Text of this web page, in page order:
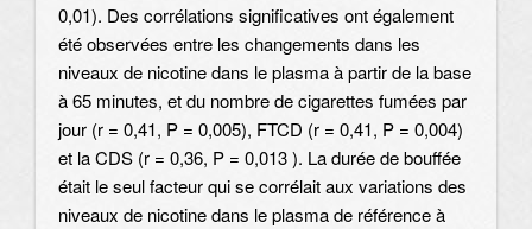
0,01). Des corrélations significatives ont également
été observées entre les changements dans les
niveaux de nicotine dans le plasma à partir de la base
à 65 minutes, et du nombre de cigarettes fumées par
jour (r = 0,41, P = 0,005), FTCD (r = 0,41, P = 0,004)
et la CDS (r = 0,36, P = 0,013 ). La durée de bouffée
était le seul facteur qui se corrélait aux variations des
niveaux de nicotine dans le plasma de référence à